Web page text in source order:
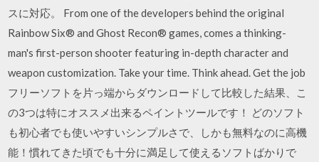
スに対応。 From one of the developers behind the original
Rainbow Six® and Ghost Recon® games, comes a thinking-
man's first-person shooter featuring in-depth character and
weapon customization. Take your time. Think ahead. Get the job
フリーソフトを片っ端からダウンロードして比較した結果、こ
の3つは特にオススメ出来るペイントツールです！ どのソフト
も初心者でも使いやすいシンプルさで、しかも無料なのに高機
能！慣れてきた頃でも十分に満足して使えるソフトばかりで